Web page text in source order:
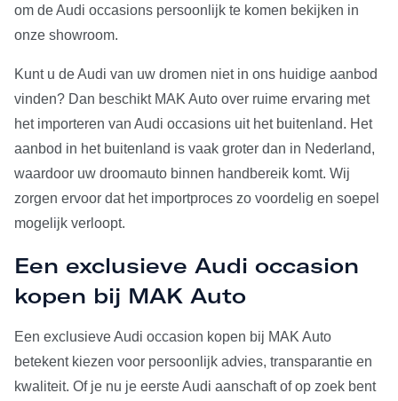
om de Audi occasions persoonlijk te komen bekijken in
onze showroom.
Kunt u de Audi van uw dromen niet in ons huidige aanbod
vinden? Dan beschikt MAK Auto over ruime ervaring met
het importeren van Audi occasions uit het buitenland. Het
aanbod in het buitenland is vaak groter dan in Nederland,
waardoor uw droomauto binnen handbereik komt. Wij
zorgen ervoor dat het importproces zo voordelig en soepel
mogelijk verloopt.
Een exclusieve Audi occasion
kopen bij MAK Auto
Een exclusieve Audi occasion kopen bij MAK Auto
betekent kiezen voor persoonlijk advies, transparantie en
kwaliteit. Of je nu je eerste Audi aanschaft of op zoek bent